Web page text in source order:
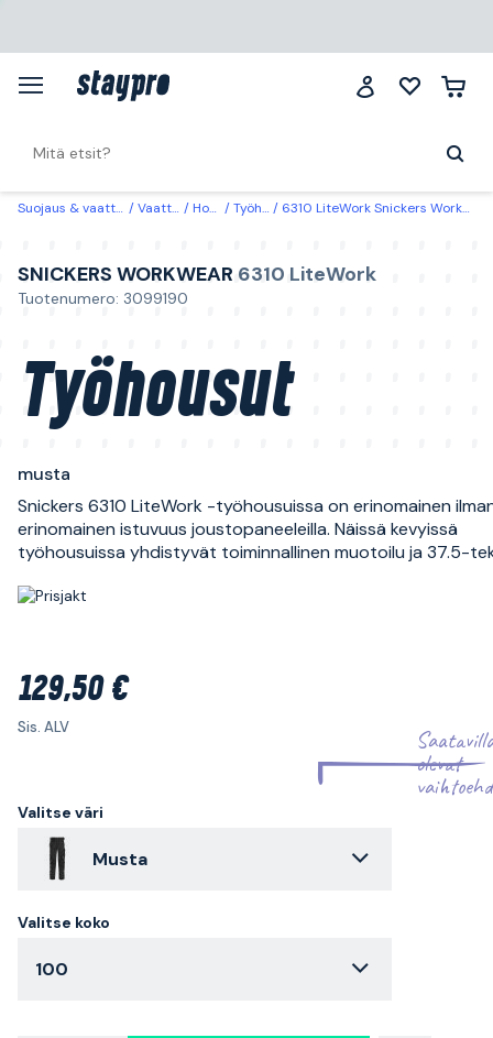
Suojaus & vaatteet Vaatteet Housut Työhousut 6310 LiteWork Snickers Workwear Työhousut musta Musta
SNICKERS WORKWEAR 6310 LiteWork
Tuotenumero: 3099190
Työhousut
musta
Snickers 6310 LiteWork -työhousuissa on erinomainen
erinomainen istuvuus joustopaneeleilla. Näissä kevyissä
työhousuissa yhdistyvät toiminnallinen muotoilu ja 37.5-
129,50 €
Sis. ALV
olevat
Valitse väri
Musta
Valitse koko
100